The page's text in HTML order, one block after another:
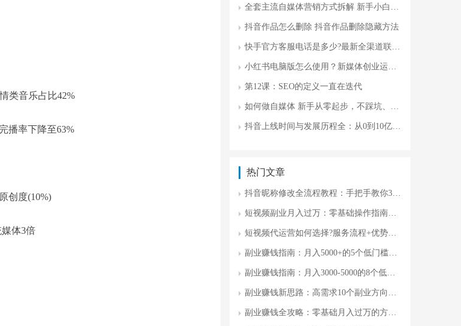
类音乐占比42%
播率下降至63%
创度(10%)
体3倍
全套主流自媒体营销方式拆解 新手小白攻略
抖音作品怎么删除 抖音作品删除隐藏方法
快手官方客服电话是多少?最新全渠道联系方式及问题处理指南
小红书电脑版怎么使用？新媒体创业运营更高效
第12课：SEO的定义一直在迭代
如何做自媒体 新手从零起步，不踩坑、不瞎忙
抖音上线时间与发展历程全：从0到10亿用户的商业密码
热门文章
抖音昵称修改全流程教程：手把手教你3分钟搞定改名
短视频副业月入过万：零基础操作指南与变现路径全(附最新数据)
短视频代运营如何选择?服务流程+优势，助你打造爆款视频
副业赚钱指南：月入5000+的5个低门槛副业(附实操步骤)
副业赚钱指南：月入3000-5000的8个低门槛副业推荐
副业赚钱新思路：高需求10个副业方向及操作指南(附案例)
副业赚钱全攻略：零基础月入过万的方法与避坑指南